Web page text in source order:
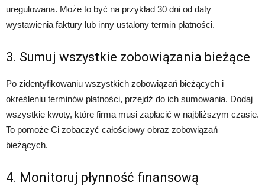
uregulowana. Może to być na przykład 30 dni od daty
wystawienia faktury lub inny ustalony termin płatności.
3. Sumuj wszystkie zobowiązania bieżące
Po zidentyfikowaniu wszystkich zobowiązań bieżących i
określeniu terminów płatności, przejdź do ich sumowania. Dodaj
wszystkie kwoty, które firma musi zapłacić w najbliższym czasie.
To pomoże Ci zobaczyć całościowy obraz zobowiązań
bieżących.
4. Monitoruj płynność finansową